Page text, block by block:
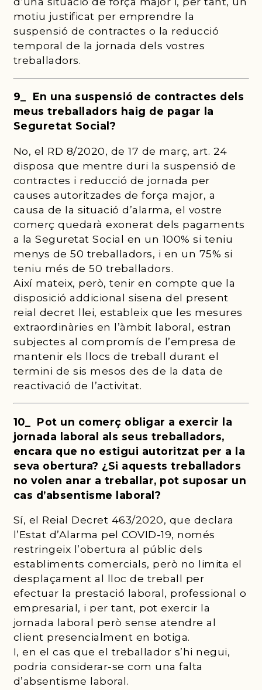
motiu justificat per emprendre la
suspensió de contractes o la reducció
temporal de la jornada dels vostres
treballadors.
9_ En una suspensió de contractes dels
meus treballadors haig de pagar la
Seguretat Social?
No, el RD 8/2020, de 17 de març, art. 24
disposa que mentre duri la suspensió de
contractes i reducció de jornada per
causes autoritzades de força major, a
causa de la situació d’alarma, el vostre
comerç quedarà exonerat dels pagaments
a la Seguretat Social en un 100% si teniu
menys de 50 treballadors, i en un 75% si
teniu més de 50 treballadors.
Així mateix, però, tenir en compte que la
disposició addicional sisena del present
reial decret llei, estableix que les mesures
extraordinàries en l’àmbit laboral, estran
subjectes al compromís de l’empresa de
mantenir els llocs de treball durant el
termini de sis mesos des de la data de
reactivació de l’activitat.
10_ Pot un comerç obligar a exercir la
jornada laboral als seus treballadors,
encara que no estigui autoritzat per a la
seva obertura? ¿Si aquests treballadors
no volen anar a treballar, pot suposar un
cas d’absentisme laboral?
Sí, el Reial Decret 463/2020, que declara
l’Estat d’Alarma pel COVID-19, només
restringeix l’obertura al públic dels
establiments comercials, però no limita el
desplaçament al lloc de treball per
efectuar la prestació laboral, professional o
empresarial, i per tant, pot exercir la
jornada laboral però sense atendre al
client presencialment en botiga.
I, en el cas que el treballador s’hi negui,
podria considerar-se com una falta
d’absentisme laboral.